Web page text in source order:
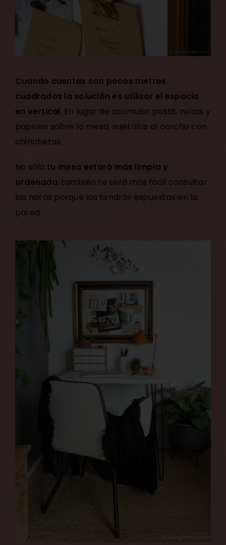
Cuando cuentas con pocos metros
cuadrados la solución es utilizar el espacio
en vertical. En lugar de acumular postit, notas y
papeles sobre la mesa, sujétalos al corcho con
chinchetas.
No sólo tu mesa estará más limpia y
ordenada, también te será más fácil consultar
las notas porque las tendrás expuestas en la
pared.